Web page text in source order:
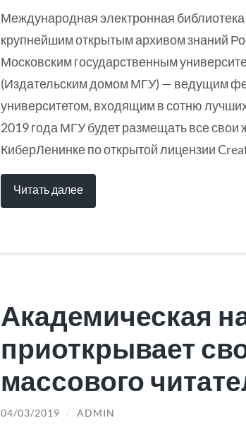
Международная электронная
крупнейшим открытым архивом знаний
Московским государственным
(Издательским домом МГУ) — ведущим
университетом, входящим в сотню
2019 года МГУ будет размещать все свои
КиберЛенинке по открытой лицензии
Читать далее
Академическая
приоткрывает
массового
04/03/2019 / ADMIN